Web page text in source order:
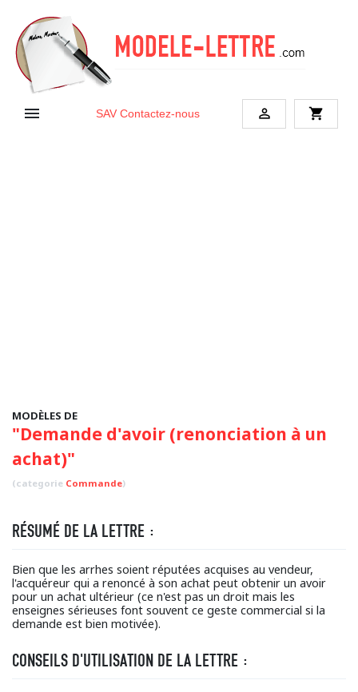
 SAV Contactez-nous  shopping_cart
MODÈLES DE
"Demande d'avoir (renonciation à un
achat)"
(categorie Commande)
RÉSUMÉ DE LA LETTRE :
Bien que les arrhes soient réputées acquises au vendeur,
l'acquéreur qui a renoncé à son achat peut obtenir un avoir
pour un achat ultérieur (ce n'est pas un droit mais les
enseignes sérieuses font souvent ce geste commercial si la
demande est bien motivée).
CONSEILS D'UTILISATION DE LA LETTRE :